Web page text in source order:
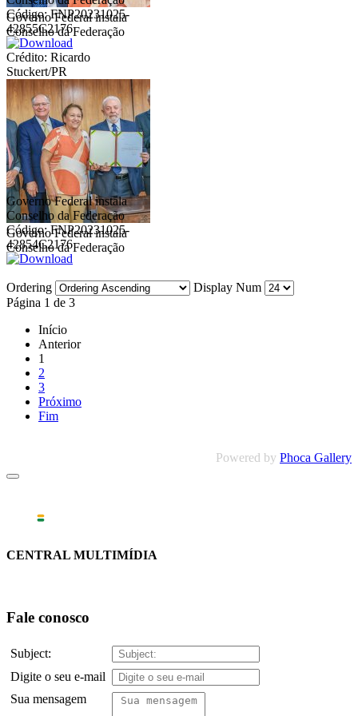
Governo Federal instala
Conselho da Federação
Código: FNP20231025-
42855C2176
Crédito: Ricardo
Stuckert/PR
Governo Federal instala
Conselho da Federação
Governo Federal instala
Conselho da Federação
Código: FNP20231025-
42854C2176
Ordering
Display Num
Página 1 de 3
Início
Anterior
1
2
3
Próximo
Fim
Powered by Phoca Gallery
CENTRAL MULTIMÍDIA
Fale conosco
Subject:
Digite o seu e-mail
Sua mensagem